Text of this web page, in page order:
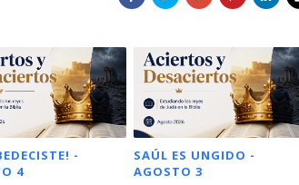
-
4
SAÚL ES UNGIDO -
AGOSTO 3